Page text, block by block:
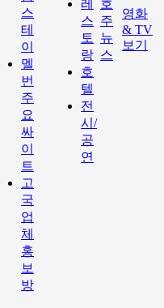
스
테
이
멜
번
주
요
싸
이
트
고
국
업
체
홍
보
방
레
스
토
랑
호
텔
전
시/
공
연
호
주
뉴
스
영화
& TV
보기